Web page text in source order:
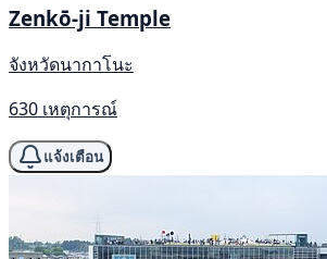
Zenkō-ji Temple
จังหวัดนากาโนะ
630 เหตุการณ์
แจ้งเตือน